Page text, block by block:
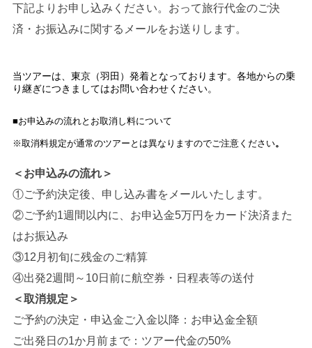
下記よりお申し込みください。おって旅行代金のご決
済・お振込みに関するメールをお送りします。
当ツアーは、東京（羽田）発着となっております。各地からの乗
り継ぎにつきましてはお問い合わせください。
■お申込みの流れとお取消し料について
※取消料規定が通常のツアーとは異なりますのでご注意ください。
＜お申込みの流れ＞
①ご予約決定後、申し込み書をメールいたします。
②ご予約1週間以内に、お申込金5万円をカード決済また
はお振込み
③12月初旬に残金のご精算
④出発2週間～10日前に航空券・日程表等の送付
＜取消規定＞
ご予約の決定・申込金ご入金以降：お申込金全額
ご出発日の1か月前まで：ツアー代金の50%